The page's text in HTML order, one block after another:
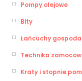
Pompy olejowe
Bity
Łańcuchy
Technika
Kraty i stopnie